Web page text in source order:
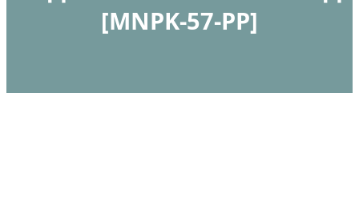
[MNPK-57-PP]